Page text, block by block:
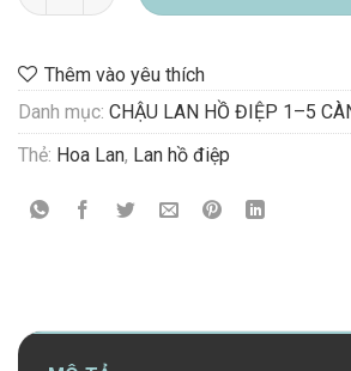
Thêm vào yêu thích
Danh mục: CHẬU LAN HỒ ĐIỆP 1–5
Thẻ: Hoa Lan, Lan hồ điệp